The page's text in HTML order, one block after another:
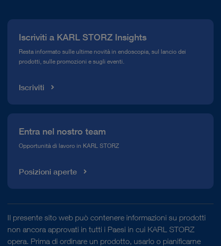
Compliance Hotline
Mediateca
Iscriviti a KARL STORZ Insights
Resta informato sulle ultime novità in endoscopia, sul lancio dei
prodotti, sulle promozioni e sugli eventi.
Iscriviti
Entra nel nostro team
Opportunità di lavoro in KARL STORZ
Posizioni aperte
Il presente sito web può contenere informazioni su prodotti
non ancora approvati in tutti i Paesi in cui KARL STORZ
opera. Prima di ordinare un prodotto, usarlo o pianificarne